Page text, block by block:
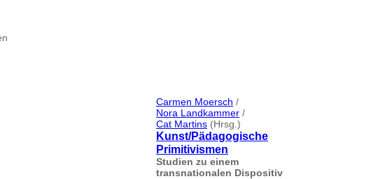
Carmen Moersch /
Nora Landkammer /
Cat Martins (Hrsg.)
Kunst/Pädagogische
Primitivismen
Studien zu einem
transnationalen Dispositiv